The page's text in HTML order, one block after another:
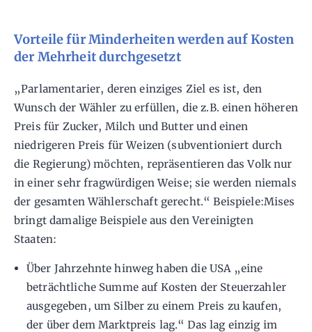
Vorteile für Minderheiten werden auf Kosten
der Mehrheit durchgesetzt
„Parlamentarier, deren einziges Ziel es ist, den
Wunsch der Wähler zu erfüllen, die z.B. einen höheren
Preis für Zucker, Milch und Butter und einen
niedrigeren Preis für Weizen (subventioniert durch
die Regierung) möchten, repräsentieren das Volk nur
in einer sehr fragwürdigen Weise; sie werden niemals
der gesamten Wählerschaft gerecht.“ Beispiele:Mises
bringt damalige Beispiele aus den Vereinigten
Staaten:
Über Jahrzehnte hinweg haben die USA „eine
beträchtliche Summe auf Kosten der Steuerzahler
ausgegeben, um Silber zu einem Preis zu kaufen,
der über dem Marktpreis lag.“ Das lag einzig im